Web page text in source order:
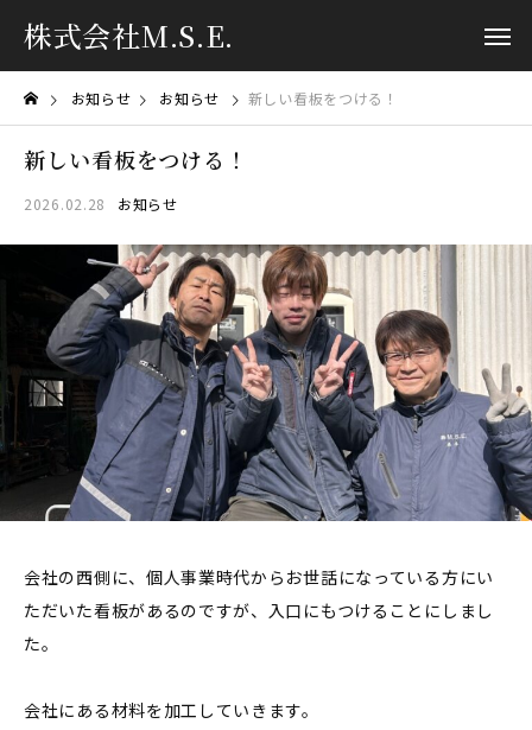
株式会社M.S.E.
お知らせ お知らせ 新しい看板をつける！
新しい看板をつける！
2026.02.28 お知らせ
会社の西側に、個人事業時代からお世話になっている方にい
ただいた看板があるのですが、入口にもつけることにしまし
た。
会社にある材料を加工していきます。